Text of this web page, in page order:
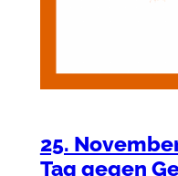
25.
Tag gegen